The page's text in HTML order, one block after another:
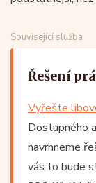
Související služba
Řešení
Vyřešte
Dostupného
navrhneme
vás to bude